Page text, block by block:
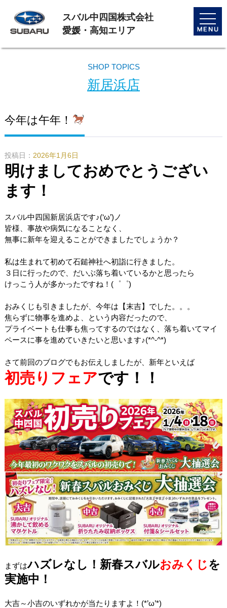
toggle
スバル中四国株式会社
愛媛・高知エリア
SHOP TOPICS
新居浜店
今年は午年！
投稿日： 2026年1月6日
明けましておめでとうござい
ます！
スバル中四国新居浜店です♪(‘ω’)ノ
皆様、事故や病気になることなく、
無事に新年を迎えることができましたでしょうか？
私は生まれて初めて石鎚神社へ初詣に行きました。
３日に行ったので、だいぶ落ち着いているかと思ったら
けっこう人が多かったですね！(゜゜)
おみくじも引きましたが、今年は【末吉】でした。。。
焦らずに物事を進めよ、という内容だったので、
プライベートも仕事も焦ってするのではなく、落ち着いてマイ
ペースに事を進めていきたいと思います♪(*^-^*)
さて前回のブログでもお伝えしましたが、新年といえば
初売りフェアです！！
まずはハズレなし！新春スバルおみくじ を
実施中！
大吉～小吉のいずれかが当たりますよ！(*’ω’*)